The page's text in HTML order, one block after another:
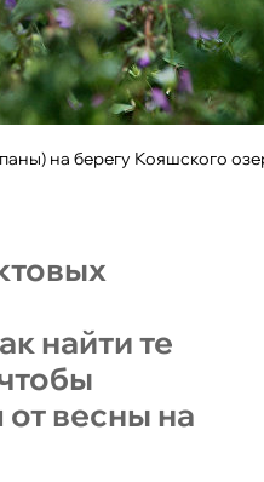
на берегу Кояшского
найти те
от весны на